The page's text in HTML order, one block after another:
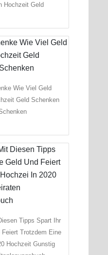
Hochzeit Geld
Wie Viel Geld
Geld Schenken
Tipps Spart Ihr
Trotzdem Eine
Hochzeit Gunstig